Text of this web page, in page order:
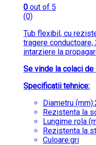
0 out of 5
(0)
Tub flexibil, cu
tragere
intarziere la
Se vinde la colaci de
Specificatii tehnice:
Diametru
Rezistenta la
Lungime rola
Rezistenta la
Culoare:gri